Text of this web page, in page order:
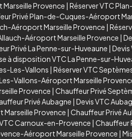
Provence | Réserver VTC
Privé Plan-de-Cuques-Aéroport
Aéroport Marseille Provence |
Aéroport Marseille Provence |
Privé La Penne-sur-Huveaune |
à disposition VTC La Penne-sur-
Les-Vallons | Réserver VTC
Vallons-Aéroport Marseille
Provence | Chauffeur Privé
Privé Aubagne | Devis VTC
Provence | Chauffeur Privé
Carnoux-en-Provence | Chauffeur
Aéroport Marseille Provence |